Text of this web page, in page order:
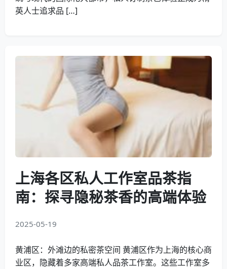
英人士追求品 […]
上海各区私人工作室品茶指
南：探寻隐秘茶香的高端体验
2025-05-19
黄浦区：外滩边的私密茶空间 黄浦区作为上海的核心商
业区，隐藏着多家高端私人品茶工作室。这些工作室多